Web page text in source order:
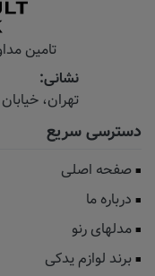
تامین
نشانی:
تهران،
دسترسی سریع
صفحه اصلی
درباره ما
مدلهای رنو
برند لوازم یدکی